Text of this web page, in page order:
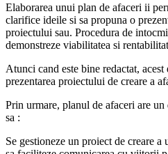
Elaborarea unui plan de afaceri ii
clarifice ideile si sa propuna o
proiectului sau. Procedura de
demonstreze viabilitatea si
Atunci cand este bine redactat,
prezentarea proiectului de creare a
Prin urmare, planul de afaceri are
sa :
Se gestioneze un proiect de creare a